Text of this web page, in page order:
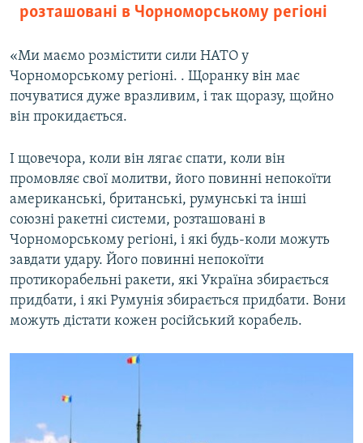
розташовані в Чорноморському регіоні
«Ми маємо розмістити сили НАТО у
Чорноморському регіоні. . Щоранку він має
почуватися дуже вразливим, і так щоразу, щойно
він прокидається.
І щовечора, коли він лягає спати, коли він
промовляє свої молитви, його повинні непокоїти
американські, британські, румунські та інші
союзні ракетні системи, розташовані в
Чорноморському регіоні, і які будь-коли можуть
завдати удару. Його повинні непокоїти
протикорабельні ракети, які Україна збирається
придбати, і які Румунія збирається придбати. Вони
можуть дістати кожен російський корабель.